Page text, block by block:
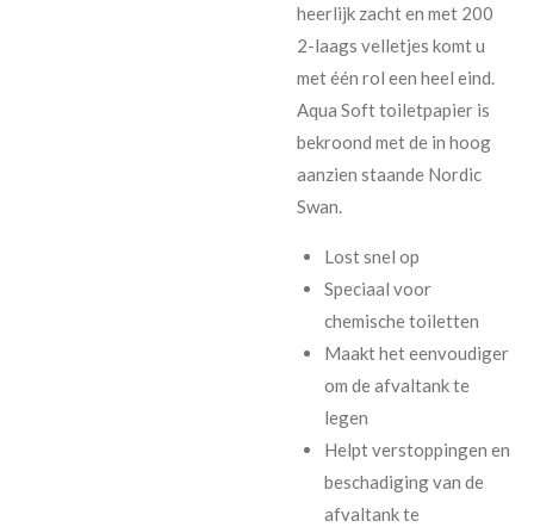
heerlijk zacht en met 200
2-laags velletjes komt u
met één rol een heel eind.
Aqua Soft toiletpapier is
bekroond met de in hoog
aanzien staande Nordic
Swan.
Lost snel op
Speciaal voor
chemische toiletten
Maakt het eenvoudiger
om de afvaltank te
legen
Helpt verstoppingen en
beschadiging van de
afvaltank te